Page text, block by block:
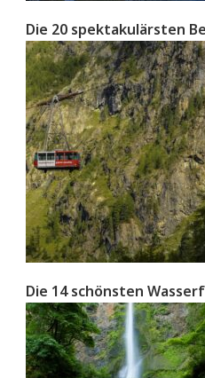
Die 20 spektakulärsten
Die 14 schönsten